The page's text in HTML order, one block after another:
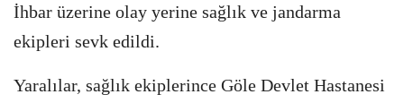
İhbar üzerine olay yerine sağlık ve jandarma
ekipleri sevk edildi.
Yaralılar, sağlık ekiplerince Göle Devlet Hastanesi